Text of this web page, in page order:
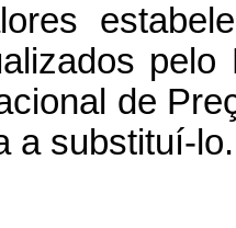
de
a substituí-